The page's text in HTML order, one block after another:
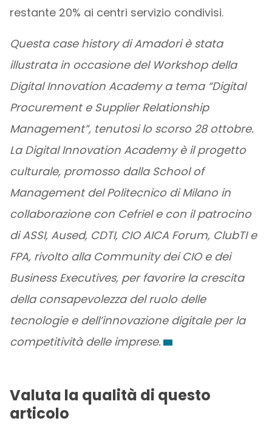
restante 20% ai centri servizio condivisi.
Questa case history di Amadori è stata
illustrata in occasione del Workshop della
Digital Innovation Academy a tema “Digital
Procurement e Supplier Relationship
Management”, tenutosi lo scorso 28 ottobre.
La Digital Innovation Academy è il progetto
culturale, promosso dalla School of
Management del Politecnico di Milano in
collaborazione con Cefriel e con il patrocino
di ASSI, Aused, CDTI, CIO AICA Forum, ClubTI e
FPA, rivolto alla Community dei CIO e dei
Business Executives, per favorire la crescita
della consapevolezza del ruolo delle
tecnologie e dell’innovazione digitale per la
competitività delle imprese.
Valuta la qualità di questo
articolo